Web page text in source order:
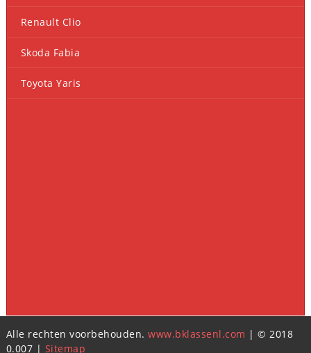
Renault Clio
Skoda Fabia
Toyota Yaris
Alle rechten voorbehouden.www.bklassenl.com | © 2018
0.007 | Sitemap